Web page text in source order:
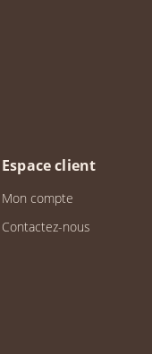
Espace client
Mon compte
Contactez-nous